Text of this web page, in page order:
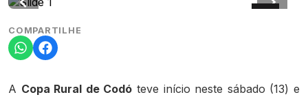
COMPARTILHE
A Copa Rural de Codó teve início neste sábado (13) e